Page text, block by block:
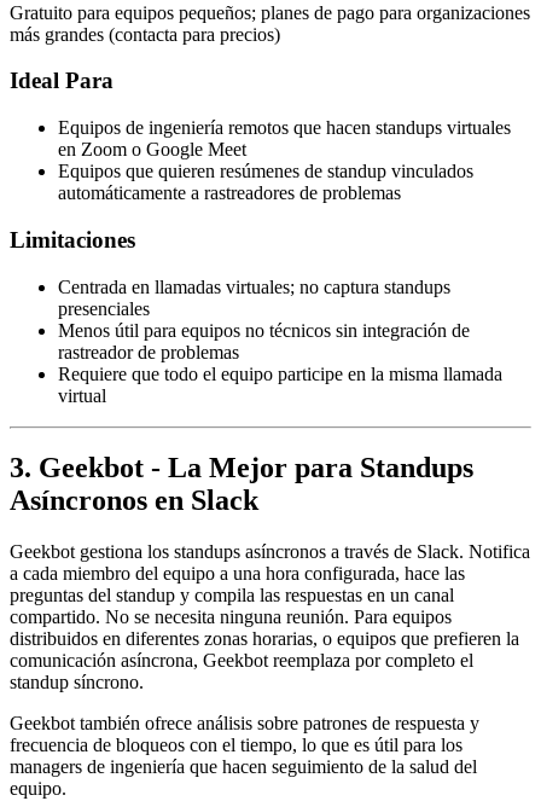
Gratuito para equipos pequeños; planes de pago para organizaciones
más grandes (contacta para precios)
Ideal Para
Equipos de ingeniería remotos que hacen standups virtuales
en Zoom o Google Meet
Equipos que quieren resúmenes de standup vinculados
automáticamente a rastreadores de problemas
Limitaciones
Centrada en llamadas virtuales; no captura standups
presenciales
Menos útil para equipos no técnicos sin integración de
rastreador de problemas
Requiere que todo el equipo participe en la misma llamada
virtual
3. Geekbot - La Mejor para Standups
Asíncronos en Slack
Geekbot gestiona los standups asíncronos a través de Slack. Notifica
a cada miembro del equipo a una hora configurada, hace las
preguntas del standup y compila las respuestas en un canal
compartido. No se necesita ninguna reunión. Para equipos
distribuidos en diferentes zonas horarias, o equipos que prefieren la
comunicación asíncrona, Geekbot reemplaza por completo el
standup síncrono.
Geekbot también ofrece análisis sobre patrones de respuesta y
frecuencia de bloqueos con el tiempo, lo que es útil para los
managers de ingeniería que hacen seguimiento de la salud del
equipo.